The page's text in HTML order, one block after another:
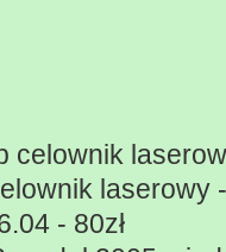
celownik
laserowy
- 80zł